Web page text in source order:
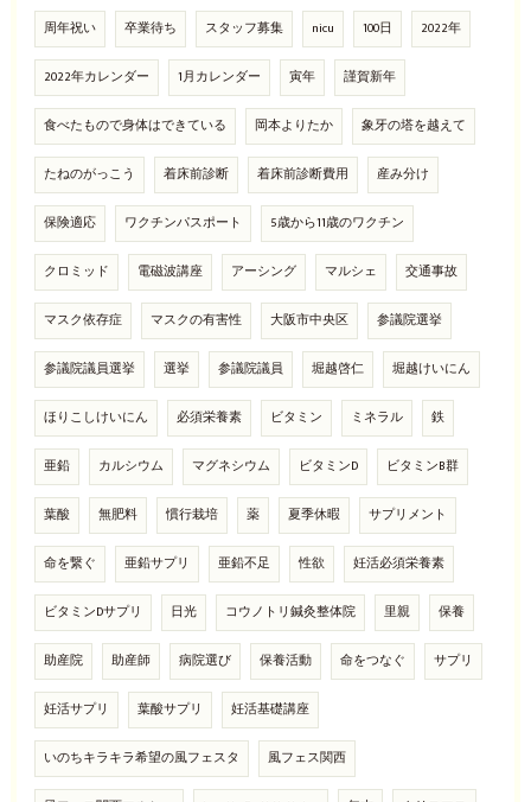
周年祝い 卒業待ち スタッフ募集 nicu 100日 2022年
2022年カレンダー 1月カレンダー 寅年 謹賀新年
食べたもので身体はできている 岡本よりたか 象牙の塔を越えて
たねのがっこう 着床前診断 着床前診断費用 産み分け
保険適応 ワクチンパスポート 5歳から11歳のワクチン
クロミッド 電磁波講座 アーシング マルシェ 交通事故
マスク依存症 マスクの有害性 大阪市中央区 参議院選挙
参議院議員選挙 選挙 参議院議員 堀越啓仁 堀越けいにん
ほりこしけいにん 必須栄養素 ビタミン ミネラル 鉄
亜鉛 カルシウム マグネシウム ビタミンD ビタミンB群
葉酸 無肥料 慣行栽培 薬 夏季休暇 サプリメント
命を繋ぐ 亜鉛サプリ 亜鉛不足 性欲 妊活必須栄養素
ビタミンDサプリ 日光 コウノトリ鍼灸整体院 里親 保養
助産院 助産師 病院選び 保養活動 命をつなぐ サプリ
妊活サプリ 葉酸サプリ 妊活基礎講座
いのちキラキラ希望の風フェスタ 風フェス関西